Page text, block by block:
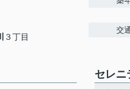
３丁目
交
セレニ